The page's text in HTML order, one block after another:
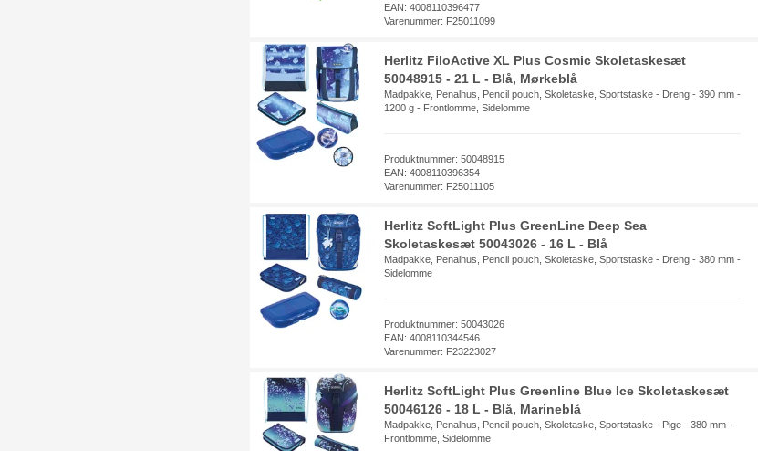
EAN: 4008110396477
Varenummer: F25011099
Herlitz FiloActive XL Plus Cosmic Skoletaskesæt
50048915 - 21 L - Blå, Mørkeblå
Madpakke, Penalhus, Pencil pouch, Skoletaske, Sportstaske - Dreng - 390 mm -
1200 g - Frontlomme, Sidelomme
Produktnummer: 50048915
EAN: 4008110396354
Varenummer: F25011105
Herlitz SoftLight Plus GreenLine Deep Sea
Skoletaskesæt 50043026 - 16 L - Blå
Madpakke, Penalhus, Pencil pouch, Skoletaske, Sportstaske - Dreng - 380 mm -
Sidelomme
Produktnummer: 50043026
EAN: 4008110344546
Varenummer: F23223027
Herlitz SoftLight Plus Greenline Blue Ice Skoletaskesæt
50046126 - 18 L - Blå, Marineblå
Madpakke, Penalhus, Pencil pouch, Skoletaske, Sportstaske - Pige - 380 mm -
Frontlomme, Sidelomme